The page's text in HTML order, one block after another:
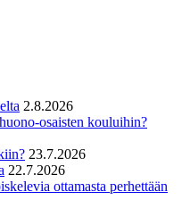
2.8.2026
osaisten kouluihin?
23.7.2026
22.7.2026
ottamasta perhettään